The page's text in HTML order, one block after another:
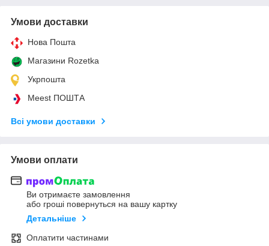
Умови доставки
Нова Пошта
Магазини Rozetka
Укрпошта
Meest ПОШТА
Всі умови доставки
Умови оплати
Ви отримаєте замовлення
або гроші повернуться на вашу картку
Детальніше
Оплатити частинами